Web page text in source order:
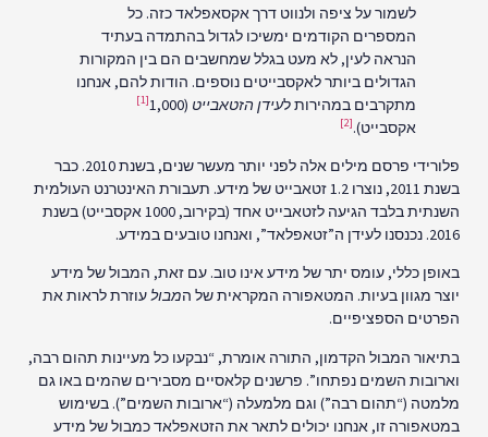
לשמור על ציפה ולנווט דרך אקסאפלאד כזה. כל
המספרים הקודמים ימשיכו לגדול בהתמדה בעתיד
הנראה לעין, לא מעט בגלל שמחשבים הם בין המקורות
הגדולים ביותר לאקסבייטים נוספים. הודות להם, אנחנו
מתקרבים במהירות לעידן הזטאבייט (1,000
[1]
אקסבייט).[2]
פלורידי פרסם מילים אלה לפני יותר מעשר שנים, בשנת 2010. כבר
בשנת 2011, נוצרו 1.2 זטאבייט של מידע. תעבורת האינטרנט העולמית
השנתית בלבד הגיעה לזטאבייט אחד (בקירוב, 1000 אקסבייט) בשנת
2016. נכנסנו לעידן ה”זטאפלאד”, ואנחנו טובעים במידע.
באופן כללי, עומס יתר של מידע אינו טוב. עם זאת, המבול של מידע
יוצר מגוון בעיות. המטאפורה המקראית של המבולעוזרת לראות את
הפרטים הספציפיים.
בתיאור המבול הקדמון, התורה אומרת, “נבקעו כל מעיינות תהום רבה,
וארובות השמים נפתחו”. פרשנים קלאסיים מסבירים שהמים באו גם
מלמטה (“תהום רבה”) וגם מלמעלה (“ארובות השמים”). בשימוש
במטאפורה זו, אנחנו יכולים לתאר את הזטאפלאד כמבול של מידע